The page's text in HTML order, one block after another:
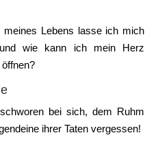
meines Lebens lasse ich mich
wie kann ich mein Herz
bei sich, dem Ruhm
ihrer Taten vergessen!